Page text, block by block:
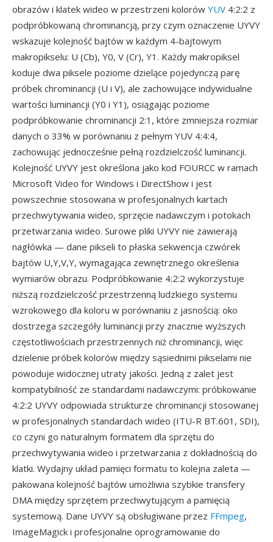
obrazów i klatek wideo w przestrzeni kolorów YUV 4:2:2 z
podpróbkowaną chrominancją, przy czym oznaczenie UYVY
wskazuje kolejność bajtów w każdym 4-bajtowym
makropikselu: U (Cb), Y0, V (Cr), Y1. Każdy makropiksel
koduje dwa piksele poziome dzielące pojedynczą parę
próbek chrominancji (U i V), ale zachowujące indywidualne
wartości luminancji (Y0 i Y1), osiągając poziome
podpróbkowanie chrominancji 2:1, które zmniejsza rozmiar
danych o 33% w porównaniu z pełnym YUV 4:4:4,
zachowując jednocześnie pełną rozdzielczość luminancji.
Kolejność UYVY jest określona jako kod FOURCC w ramach
Microsoft Video for Windows i DirectShow i jest
powszechnie stosowana w profesjonalnych kartach
przechwytywania wideo, sprzęcie nadawczym i potokach
przetwarzania wideo. Surowe pliki UYVY nie zawierają
nagłówka — dane pikseli to płaska sekwencja czwórek
bajtów U,Y,V,Y, wymagająca zewnętrznego określenia
wymiarów obrazu. Podpróbkowanie 4:2:2 wykorzystuje
niższą rozdzielczość przestrzenną ludzkiego systemu
wzrokowego dla koloru w porównaniu z jasnością: oko
dostrzega szczegóły luminancji przy znacznie wyższych
częstotliwościach przestrzennych niż chrominancji, więc
dzielenie próbek kolorów między sąsiednimi pikselami nie
powoduje widocznej utraty jakości. Jedną z zalet jest
kompatybilność ze standardami nadawczymi: próbkowanie
4:2:2 UYVY odpowiada strukturze chrominancji stosowanej
w profesjonalnych standardach wideo (ITU-R BT.601, SDI),
co czyni go naturalnym formatem dla sprzętu do
przechwytywania wideo i przetwarzania z dokładnością do
klatki. Wydajny układ pamięci formatu to kolejna zaleta —
pakowana kolejność bajtów umożliwia szybkie transfery
DMA między sprzętem przechwytującym a pamięcią
systemową. Dane UYVY są obsługiwane przez FFmpeg,
ImageMagick i profesjonalne oprogramowanie do